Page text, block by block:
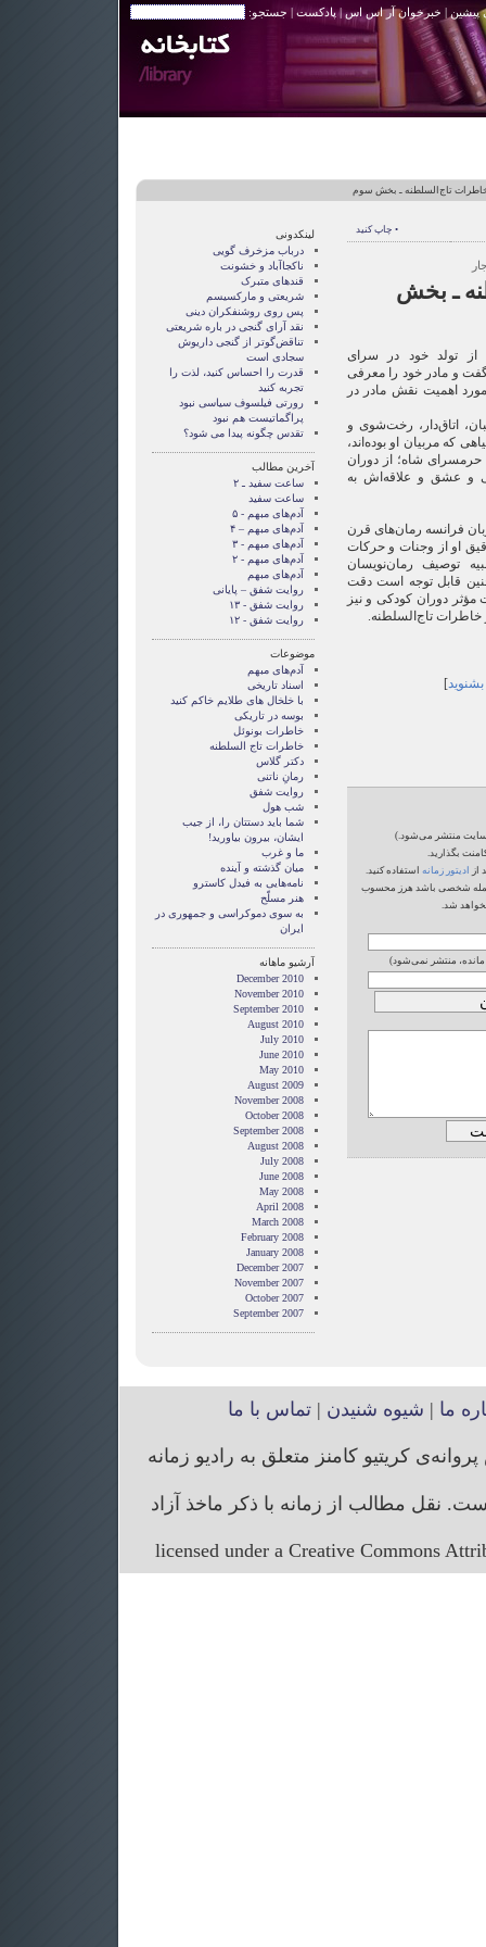
پیشین | خبرخوان آر اس اس|پادکست | جستجو:
تاج‌السلطنه ـ بخش سوم
• چاپ کنید
ـ بخش
از تولد خود در سرای
و مادر خود را معرفی
اهمیت نقش مادر در
اتاق‌دار، رخت‌شوی و
که مربیان او بوده‌اند،
حرمسرای شاه؛ از دوران
و عشق و علاقه‌اش به
فرانسه رمان‌های قرن
او از وجنات و حرکات
توصیف رمان‌نویسان
قابل توجه است دقت
مؤثر دوران کودکی و نیز
تاج‌السلطنه.
بشنوید]
منتشر می‌شود.)
بگذارید.
از
ادیتور زمانه استفاده کنید.
حمله شخصی باشد هرز محسوب
شد.
مانده، منتشر نمی‌شود)
لینکدونی
درباب مزخرف گویی
ناکجاآباد و خشونت
قندهای متبرک
شریعتی و مارکسیسم
پس روی روشنفکران دینی
نقد آرای گنجی در باره شریعتی
تناقض‌گوتر از گنجی داريوش
سجادی است
قدرت را احساس کنید، لذت را
تجربه کنید
رورتی فيلسوف سياسی نبود
پراگماتيست هم نبود
تقدس چگونه پيدا می شود؟
آخرین مطالب
ساعت سفید ـ ۲
ساعت سفید
آدم‌های مبهم - ۵
آدم‌های مبهم – ۴
آدم‌های مبهم - ۳
آدم‌های مبهم - ۲
آدم‌های مبهم
روایت شفق – پایانی
روایت شفق - ۱۳
روایت شفق - ۱۲
موضوعات
آدم‌های مبهم
اسناد تاریخی
با خلخال های طلایم خاکم کنید
بوسه در تاریکی
خاطرات بونوئل
خاطرات تاج السلطنه
دکتر گلاس
رمانِ ناتنی
روایت شفق
شب هول
شما بايد دستتان را، از جيب
ايشان، بيرون بياوريد!
ما و غرب
میان گذشته و آینده
نامه‌هایی به فیدل کاسترو
هنر مسلّح
‌به سوی دموکراسی و جمهوری در
ایران
آرشیو ماهانه
December 2010
November 2010
September 2010
August 2010
July 2010
June 2010
May 2010
August 2009
November 2008
October 2008
September 2008
August 2008
July 2008
June 2008
May 2008
April 2008
March 2008
February 2008
January 2008
December 2007
November 2007
October 2007
September 2007
ما | شیوه شنیدن |تماس با ما
کریتیو کامنز متعلق به رادیو زمانه
نقل مطالب از زمانه با ذکر ماخذ آزاد
licensed under a Creative Commons